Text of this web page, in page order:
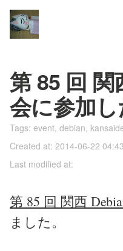
第 85 回
会に参加し
Tags: event, debian,
Created at: 2014-06-22
Last modified at:
第 85 回 関西
ました。